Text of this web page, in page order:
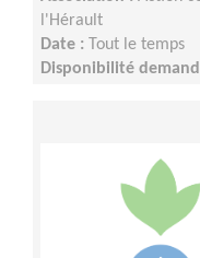
l'Hérault
Date :
Tout le temps
Disponibilité